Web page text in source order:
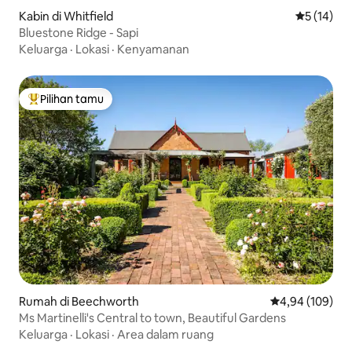
Kabin di Whitfield Nilai rata-
5 (14)
Bluestone Ridge - Sapi
Keluarga · Lokasi · Kenyamanan
Pilihan tamu terpopuler
Pilihan tamu
Rumah di Beechworth Nilai rata-rata
4,94 (109)
Ms Martinelli's Central to town, Beautiful Gardens
Keluarga · Lokasi · Area dalam ruang